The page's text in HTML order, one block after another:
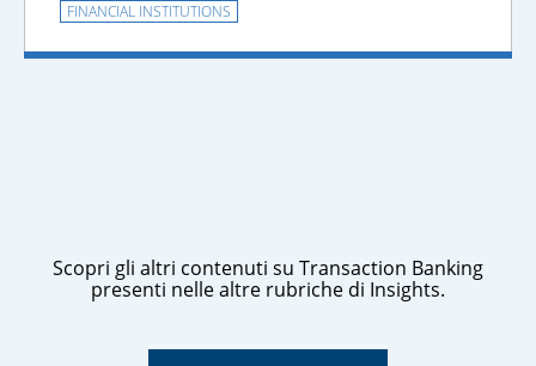
FINANCIAL INSTITUTIONS
Scopri gli altri contenuti su Transaction Banking
presenti nelle altre rubriche di Insights.